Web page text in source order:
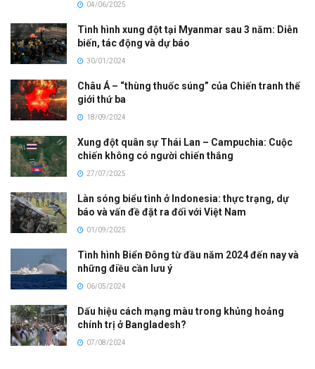
04/06/2025
Tình hình xung đột tại Myanmar sau 3 năm: Diễn
biến, tác động và dự báo
30/01/2024
Châu Á – “thùng thuốc súng” của Chiến tranh thế
giới thứ ba
18/09/2024
Xung đột quân sự Thái Lan – Campuchia: Cuộc
chiến không có người chiến thắng
27/07/2025
Làn sóng biểu tình ở Indonesia: thực trạng, dự
báo và vấn đề đặt ra đối với Việt Nam
01/09/2025
Tình hình Biển Đông từ đầu năm 2024 đến nay và
những điều cần lưu ý
06/05/2024
Dấu hiệu cách mạng màu trong khủng hoảng
chính trị ở Bangladesh?
07/08/2024